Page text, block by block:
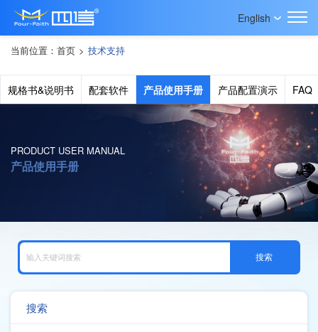
English
当前位置： 首页 > 技术支持
规格书&说明书 配套软件 产品使用手册 产品配置演示 FAQ
PRODUCT USER MANUAL
产品使用手册
搜索